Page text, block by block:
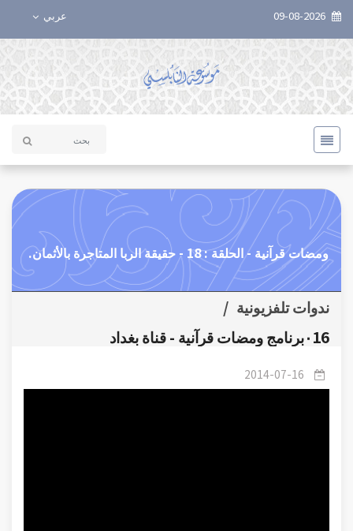
عربي
ومضات قرآنية - الحلقة : 18 - حقيقة الربا المتاجرة بالأثمان.
ندوات تلفزيونية /
٠16برنامج ومضات قرآنية - قناة بغداد
2014-07-16